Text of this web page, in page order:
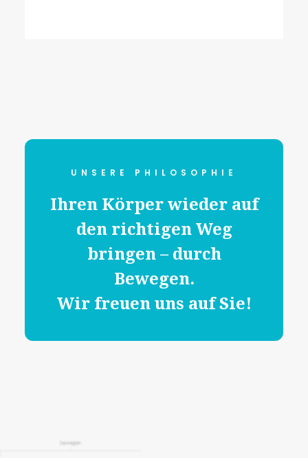
UNSERE PHILOSOPHIE
Ihren Körper wieder auf
den richtigen Weg
bringen – durch
Bewegen.
Wir freuen uns auf Sie!